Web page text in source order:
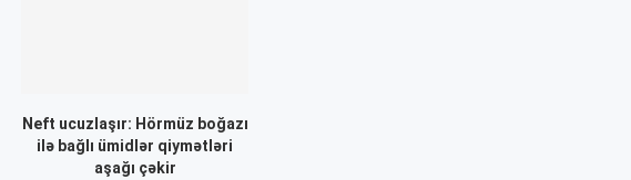
Neft ucuzlaşır: Hörmüz boğazı
ilə bağlı ümidlər qiymətləri
aşağı çəkir